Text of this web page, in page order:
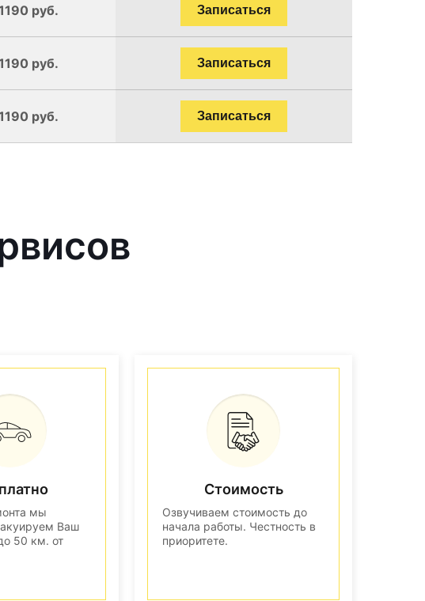
руб. Записаться
руб. Записаться
руб. Записаться
мы
Ваш
50 км. от
Стоимость
Озвучиваем стоимость до
начала работы. Честность в
приоритете.